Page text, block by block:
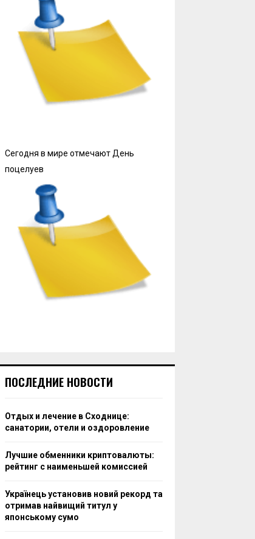
Сегодня в мире отмечают День
поцелуев
ПОСЛЕДНИЕ НОВОСТИ
Отдых и лечение в Сходнице:
санатории, отели и оздоровление
Лучшие обменники криптовалюты:
рейтинг с наименьшей комиссией
Українець установив новий рекорд та
отримав найвищий титул у
японському сумо